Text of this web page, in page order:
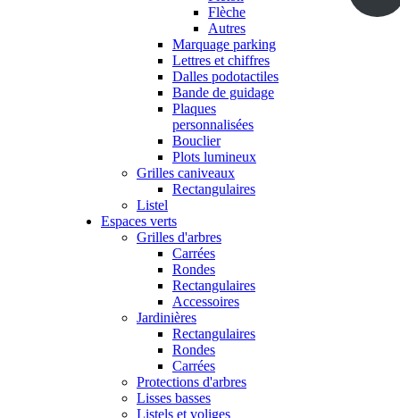
Flèche
Autres
Marquage parking
Lettres et chiffres
Dalles podotactiles
Bande de guidage
Plaques
personnalisées
Bouclier
Plots lumineux
Grilles caniveaux
Rectangulaires
Listel
Espaces verts
Grilles d'arbres
Carrées
Rondes
Rectangulaires
Accessoires
Jardinières
Rectangulaires
Rondes
Carrées
Protections d'arbres
Lisses basses
Listels et voliges